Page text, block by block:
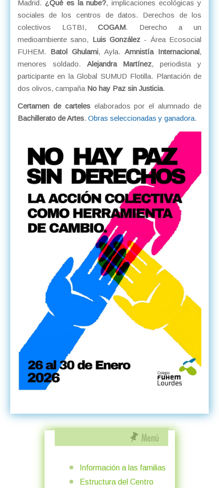
Madrid. ¿Qué es la nube?, implicaciones ecológicas y
sociales de los centros de datos. Derechos de los
colectivos LGTBI,COGAM. Derecho a un
medioambiente sano, Luis González - Área Ecosocial
FUHEM. Batol Ghulami, Ayla.Amnistía Internacional,
menores soldado. Alejandra Martínez, periodista y
participante en la Global SUMUD Flotilla. Plantación de
dos olivos, campaña No hay Paz sin Justicia.
Certamen de carteleselaborados por el alumnado de
Bachillerato de Artes. Obras seleccionadas y ganadora.
Información a las familias
Estructura del Centro